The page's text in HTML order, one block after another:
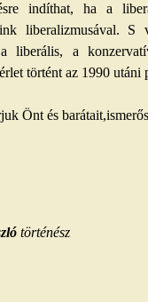
indíthat, ha a
liberalizmusával. S
a liberális, a
történt az 1990 utáni
Önt és
történész